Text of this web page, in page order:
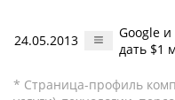
24.05.2013
Google
дать $1
* Страница-профиль